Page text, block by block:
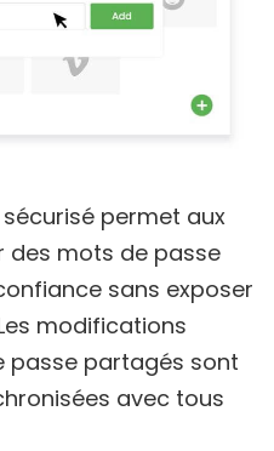
permet aux
des mots de passe
sans exposer
modifications
passe partagés sont
avec tous